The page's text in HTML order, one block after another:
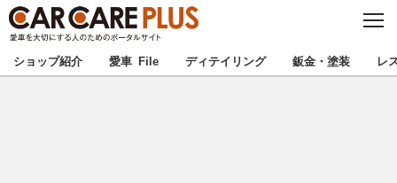
C
S
E
★カーケアプラス認定★ 厳選プロショップを地域から探す
ショップ紹介 愛車 File ディテイリング 鈑金・塗装 レ